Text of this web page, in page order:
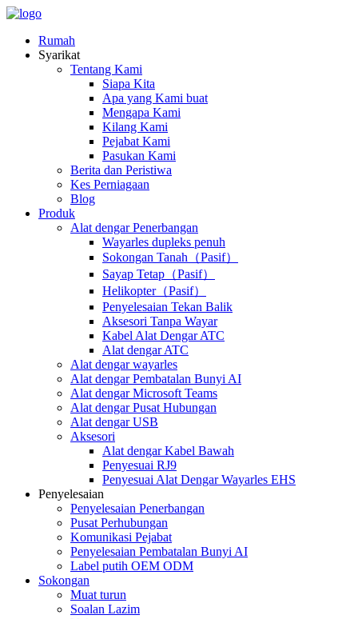
Rumah
Syarikat
Tentang Kami
Siapa Kita
Apa yang Kami buat
Mengapa Kami
Kilang Kami
Pejabat Kami
Pasukan Kami
Berita dan Peristiwa
Kes Perniagaan
Blog
Produk
Alat dengar Penerbangan
Wayarles dupleks penuh
Sokongan Tanah（Pasif）
Sayap Tetap（Pasif）
Helikopter（Pasif）
Penyelesaian Tekan Balik
Aksesori Tanpa Wayar
Kabel Alat Dengar ATC
Alat dengar ATC
Alat dengar wayarles
Alat dengar Pembatalan Bunyi AI
Alat dengar Microsoft Teams
Alat dengar Pusat Hubungan
Alat dengar USB
Aksesori
Alat dengar Kabel Bawah
Penyesuai RJ9
Penyesuai Alat Dengar Wayarles EHS
Penyelesaian
Penyelesaian Penerbangan
Pusat Perhubungan
Komunikasi Pejabat
Penyelesaian Pembatalan Bunyi AI
Label putih OEM ODM
Sokongan
Muat turun
Soalan Lazim